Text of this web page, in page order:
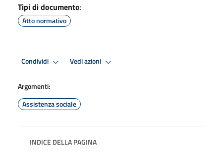
Tipi di documento:
Atto normativo
Condividi Vedi azioni
Argomenti:
Assistenza sociale
INDICE DELLA PAGINA